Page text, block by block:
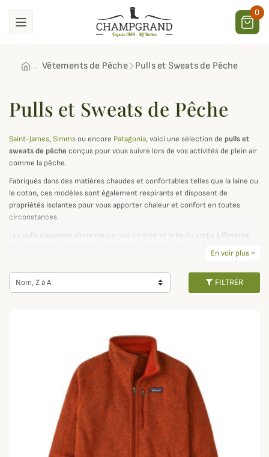
0
Vêtements de Pêche Pulls et Sweats de Pêche
Pulls et Sweats de Pêche
Saint-James, Simmsou encore Patagonia, voici une sélection de pulls et
sweats de pêcheconçus pour vous suivre lors de vos activités de plein air
comme la pêche.
Fabriqués dans des matières chaudes et confortables telles que la laine ou
le coton, ces modèles sont également respirants et disposent de
propriétés isolantes pour vous apporter chaleur et confort en toutes
circonstances.
Les pulls disposent d'une coupe plus cintrée et près du corps à l'inverse
supplémentaire contre les petits intempéries.
Avec une
par dessus pour une totale protection et un
En voir plus expand_more
Nom, Z à A FILTRER